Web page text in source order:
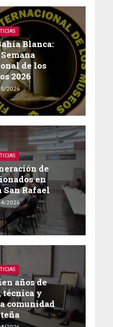
Blanca:
de los
2026
2026
de
en
San Rafael
2026
años de
y
comunidad